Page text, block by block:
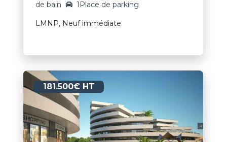
de bain
1Place de parking
LMNP, Neuf immédiate
181.500€ HT